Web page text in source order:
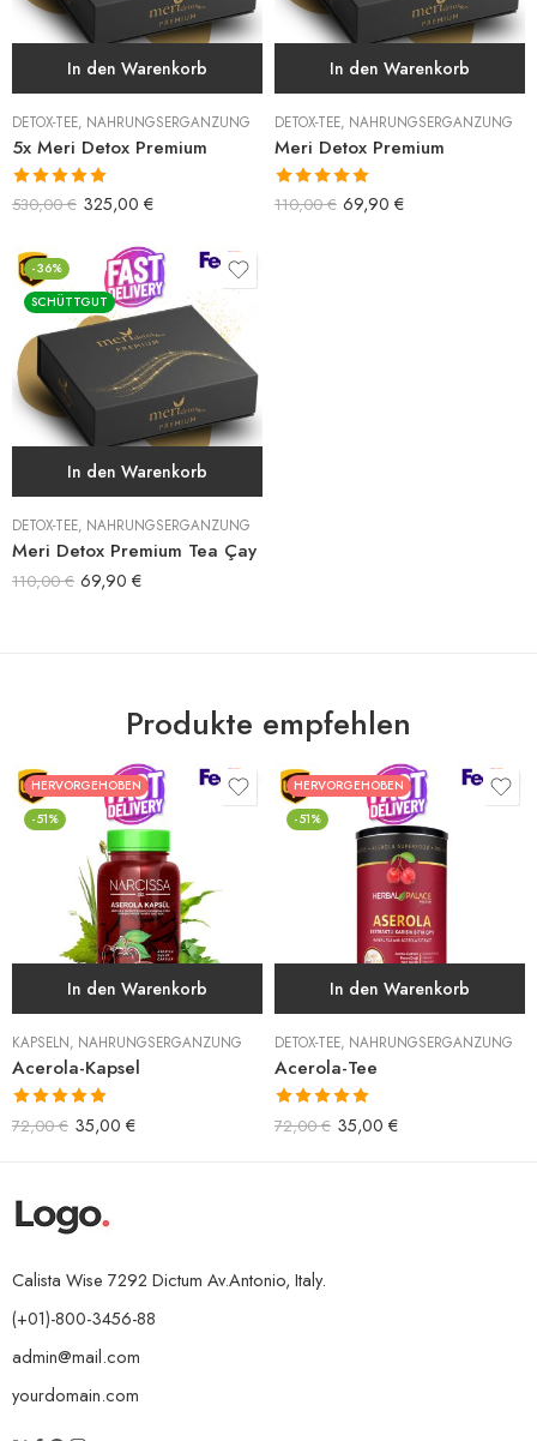
In den Warenkorb
DETOX-TEE, NAHRUNGSERGÄNZUNG
5x Meri Detox Premium
Bewertet mit
530,00€ 325,00 €
In den Warenkorb
DETOX-TEE, NAHRUNGSERGÄNZUNG
Meri Detox Premium
Bewertet mit
110,00€ 69,90 €
-36%
SCHÜTTGUT
In den Warenkorb
DETOX-TEE, NAHRUNGSERGÄNZUNG
Meri Detox Premium Tea Çay
110,00€ 69,90 €
Produkte empfehlen
HERVORGEHOBEN
-51%
In den Warenkorb
KAPSELN, NAHRUNGSERGÄNZUNG
Acerola-Kapsel
Bewertet mit
5.00von 5
72,00€ 35,00 €
HERVORGEHOBEN
-51%
In den Warenkorb
DETOX-TEE, NAHRUNGSERGÄNZUNG
Acerola-Tee
Bewertet mit
5.00von 5
72,00€ 35,00 €
Calista Wise 7292 Dictum Av.Antonio, Italy.
(+01)-800-3456-88
admin@mail.com
yourdomain.com